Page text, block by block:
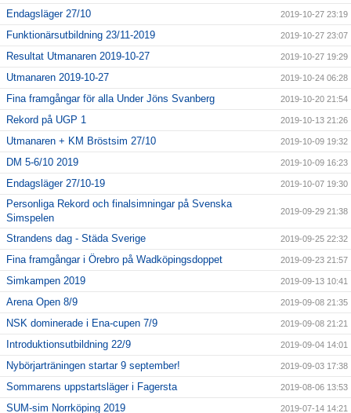
Endagsläger 27/10 2019-10-27 23:19
Funktionärsutbildning 23/11-2019 2019-10-27 23:07
Resultat Utmanaren 2019-10-27 2019-10-27 19:29
Utmanaren 2019-10-27 2019-10-24 06:28
Fina framgångar för alla Under Jöns Svanberg 2019-10-20 21:54
Rekord på UGP 1 2019-10-13 21:26
Utmanaren + KM Bröstsim 27/10 2019-10-09 19:32
DM 5-6/10 2019 2019-10-09 16:23
Endagsläger 27/10-19 2019-10-07 19:30
Personliga Rekord och finalsimningar på Svenska
Simspelen
2019-09-29 21:38
Strandens dag - Städa Sverige 2019-09-25 22:32
Fina framgångar i Örebro på Wadköpingsdoppet 2019-09-23 21:57
Simkampen 2019 2019-09-13 10:41
Arena Open 8/9 2019-09-08 21:35
NSK dominerade i Ena-cupen 7/9 2019-09-08 21:21
Introduktionsutbildning 22/9 2019-09-04 14:01
Nybörjarträningen startar 9 september! 2019-09-03 17:38
Sommarens uppstartsläger i Fagersta 2019-08-06 13:53
SUM-sim Norrköping 2019 2019-07-14 14:21